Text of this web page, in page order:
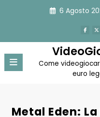
6 Agosto
Come
euro
Metal Eden: